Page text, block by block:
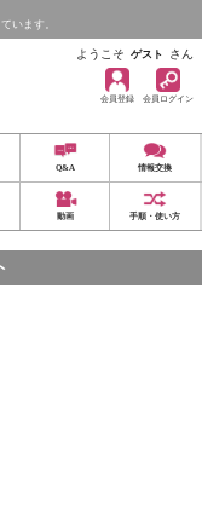
います。
ようこそ ゲスト さん
会員登録 会員ログイン
Q&A 情報交換
動画 手順・使い方